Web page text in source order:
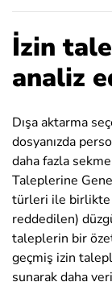
İzin
analiz
Dışa aktarma
dosyanızda
daha fazla
Taleplerine
türleri ile birlikte
reddedilen)
taleplerin bir
geçmiş izin
sunarak daha